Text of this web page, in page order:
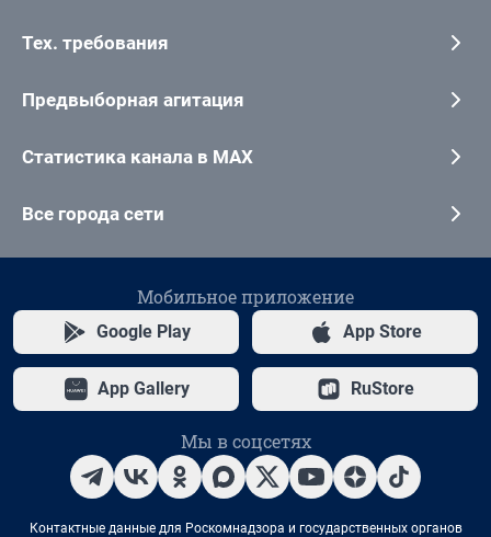
Тех. требования
Предвыборная агитация
Статистика канала в MAX
Все города сети
Мобильное приложение
Google Play App Store
App Gallery RuStore
Мы в соцсетях
Контактные данные для Роскомнадзора и государственных органов